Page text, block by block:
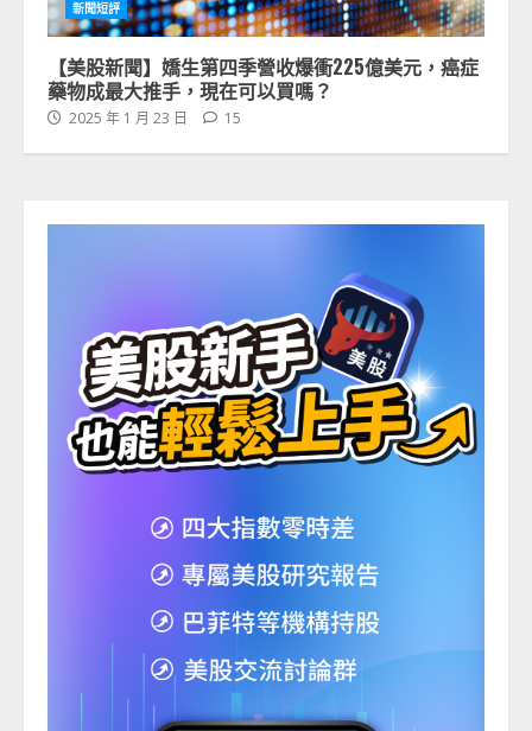
新聞短評
【美股新聞】嬌生第四季營收爆衝225億美元，癌症
藥物成最大推手，現在可以買嗎？
2025 年 1 月 23 日 15